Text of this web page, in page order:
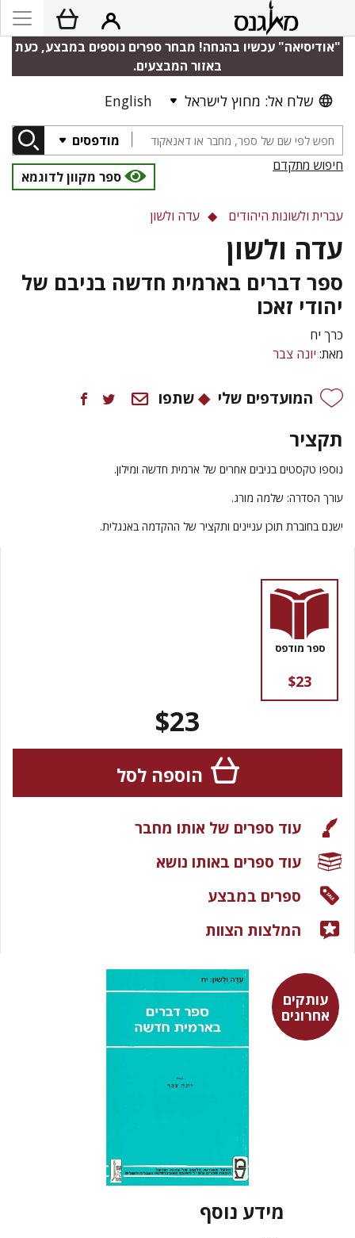
"אודיסיאה" עכשיו בהנחה! מבחר ספרים נוספים במבצע, כעת
באזור המבצעים.
שלח אל: מחוץ לישראל English
מודפסים
חיפוש מתקדם
ספר מקוון לדוגמא
עותקים
אחרונים
מידע נוסף
עברית ולשונות היהודים עדה ולשון
עדה ולשון
ספר דברים בארמית חדשה בניבם של
יהודי זאכו
כרך יח
מאת: יונה צבר
המועדפים שלי שתפו
תקציר
נוספו טקסטים בניבים אחרים של ארמית חדשה ומילון.
עורך הסדרה: שלמה מורג.
ישנם בחוברת תוכן עניינים ותקציר של ההקדמה באנגלית.
ספר מודפס
$23
$23
הוספה לסל
עוד ספרים של אותו מחבר
עוד ספרים באותו נושא
ספרים במבצע
המלצות הצוות